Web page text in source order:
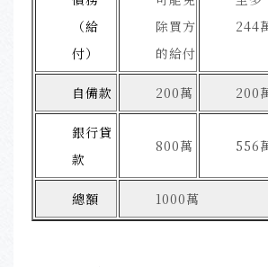
（給
付）
除買方
的給付
244
自備款 200萬 200
銀行貸
款
800萬 556
總額 1000萬